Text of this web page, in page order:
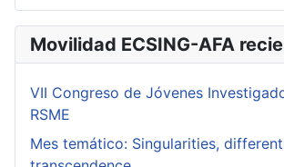
Movilidad ECSING-AFA
VII Congreso de Jóvenes
RSME
Mes temático: Singularities,